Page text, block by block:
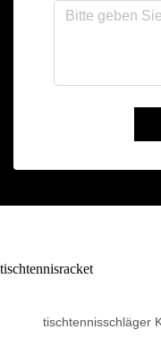
tischtennisracket
tischtennisschläger